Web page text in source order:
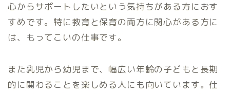
心からサポートしたいという気持ちがある方におす
すめです。特に教育と保育の両方に関心がある方に
は、もってこいの仕事です。
また乳児から幼児まで、幅広い年齢の子どもと長期
的に関わることを楽しめる人にも向いています。仕